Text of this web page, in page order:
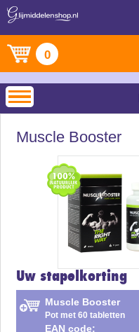
0
Muscle Booster
Uw stapelkorting
Muscle Booster
Pot met 60 tabletten
EAN code: